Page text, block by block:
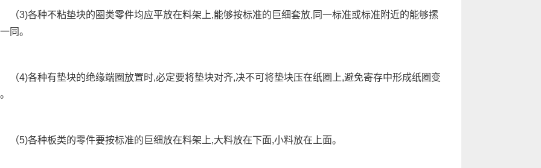
3)各种不粘垫块的圈类零件均应平放在料架上,能够按标准的巨细套放,同一标准或标准附近的能够摞
同。
4)各种有垫块的绝缘端圈放置时,必定要将垫块对齐,决不可将垫块压在纸圈上,避免寄存中形成纸圈变
5)各种板类的零件要按标准的巨细放在料架上,大料放在下面,小料放在上面。